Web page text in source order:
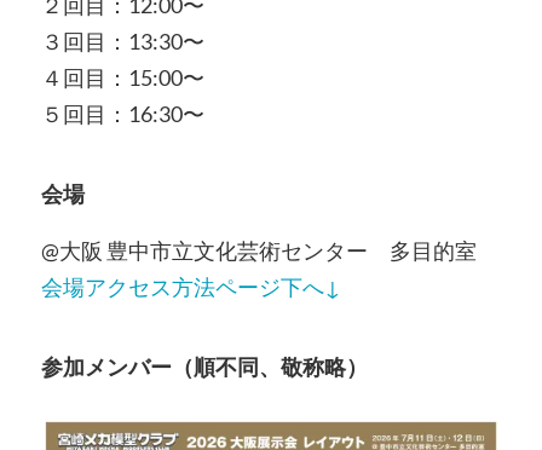
３回目：13:30〜
４回目：15:00〜
５回目：16:30〜
会場
@大阪 豊中市立文化芸術センター 多目的室
会場アクセス方法ページ下へ↓
参加メンバー（順不同、敬称略）